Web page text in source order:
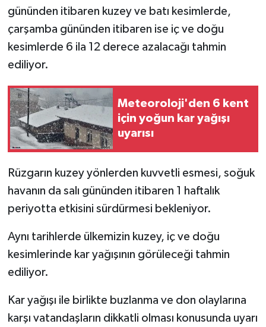
gününden itibaren kuzey ve batı kesimlerde,
çarşamba gününden itibaren ise iç ve doğu
kesimlerde 6 ila 12 derece azalacağı tahmin
ediliyor.
Meteoroloji'den 6 kent
için yoğun kar yağışı
uyarısı
Rüzgarın kuzey yönlerden kuvvetli esmesi, soğuk
havanın da salı gününden itibaren 1 haftalık
periyotta etkisini sürdürmesi bekleniyor.
Aynı tarihlerde ülkemizin kuzey, iç ve doğu
kesimlerinde kar yağışının görüleceği tahmin
ediliyor.
Kar yağışı ile birlikte buzlanma ve don olaylarına
karşı vatandaşların dikkatli olması konusunda uyarı